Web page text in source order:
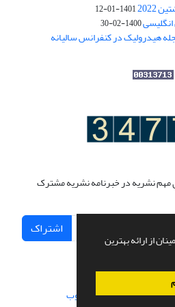
از ارائه بهترین
1401-01-12
1400-02-30
هیدرولیک در کنفرانس سالیانه
مهم نشریه در خبرنامه نشریه مشترک
اشتراک
طراحی و پیاده سازی از سیناوب